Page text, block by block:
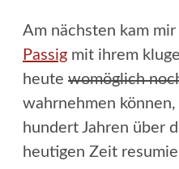
Am nächsten kam
Passig mit ihrem
heute womöglich
wahrnehmen
hundert Jahren über
heutigen Zeit